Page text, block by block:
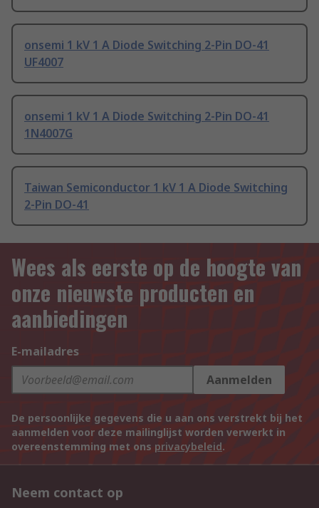
onsemi 1 kV 1 A Diode Switching 2-Pin DO-41
UF4007
onsemi 1 kV 1 A Diode Switching 2-Pin DO-41
1N4007G
Taiwan Semiconductor 1 kV 1 A Diode Switching
2-Pin DO-41
Wees als eerste op de hoogte van
onze nieuwste producten en
aanbiedingen
E-mailadres
Aanmelden
De persoonlijke gegevens die u aan ons verstrekt bij het
aanmelden voor deze mailinglijst worden verwerkt in
overeenstemming met ons privacybeleid.
Neem contact op